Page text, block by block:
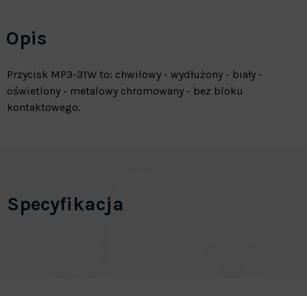
Opis
Przycisk MP3-31W to: chwilowy - wydłużony - biały -
oświetlony - metalowy chromowany - bez bloku
kontaktowego.
Specyfikacja